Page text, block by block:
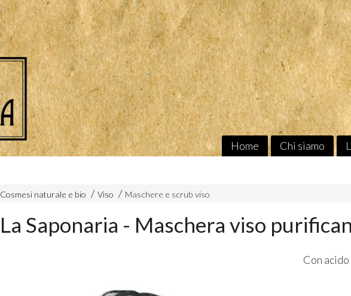
Home Chi siamo
Cosmesi naturale e bio Viso Maschere e scrub viso
La Saponaria - Maschera viso
Con